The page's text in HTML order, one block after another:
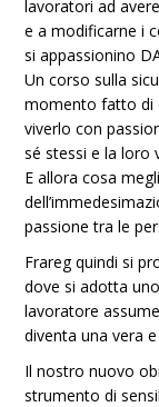
lavoratori ad
e a modificarne i
si appassionino
Un corso sulla
momento fatto di
viverlo con
sé stessi e la loro
E allora cosa
passione tra le
Frareg quindi si
dove si adotta
lavoratore
diventa una vera
Il nostro nuovo
strumento di